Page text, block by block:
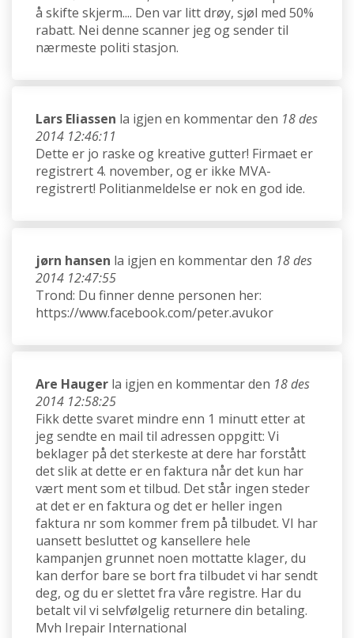
å skifte skjerm.... Den var litt drøy, sjøl med 50%
rabatt. Nei denne scanner jeg og sender til
nærmeste politi stasjon.
Lars Eliassen la igjen en kommentar den 18 des
2014 12:46:11
Dette er jo raske og kreative gutter! Firmaet er
registrert 4. november, og er ikke MVA-
registrert! Politianmeldelse er nok en god ide.
jørn hansen la igjen en kommentar den 18 des
2014 12:47:55
Trond: Du finner denne personen her:
https://www.facebook.com/peter.avukor
Are Hauger la igjen en kommentar den 18 des
2014 12:58:25
Fikk dette svaret mindre enn 1 minutt etter at
jeg sendte en mail til adressen oppgitt: Vi
beklager på det sterkeste at dere har forstått
det slik at dette er en faktura når det kun har
vært ment som et tilbud. Det står ingen steder
at det er en faktura og det er heller ingen
faktura nr som kommer frem på tilbudet. VI har
uansett besluttet og kansellere hele
kampanjen grunnet noen mottatte klager, du
kan derfor bare se bort fra tilbudet vi har sendt
deg, og du er slettet fra våre registre. Har du
betalt vil vi selvfølgelig returnere din betaling.
Mvh Irepair International